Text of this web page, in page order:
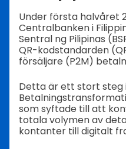
Under första halvåret
Centralbanken i
Sentral ng Pilipinas
QR-kodstandarden
försäljare (P2M)
Detta är ett stort steg i
som syftade till att
totala volymen av
kontanter till digitalt